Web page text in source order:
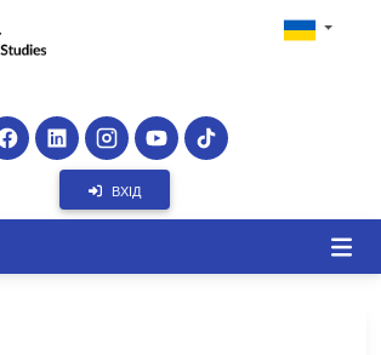
ВХІД